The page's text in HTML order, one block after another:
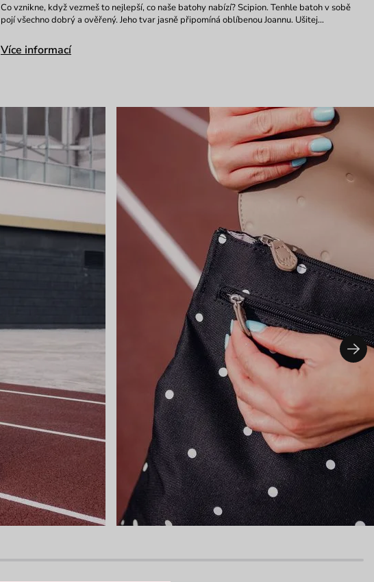
Co vznikne, když vezmeš to nejlepší, co naše batohy nabízí? Scipion. Tenhle batoh v sobě
pojí všechno dobrý a ověřený. Jeho tvar jasně připomíná oblíbenou Joannu. Ušitej…
Více informací